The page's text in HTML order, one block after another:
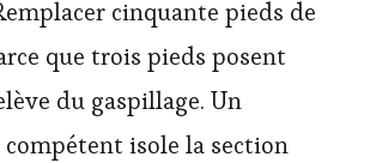
cinquante pieds de
que trois pieds posent
du gaspillage. Un
isole la section